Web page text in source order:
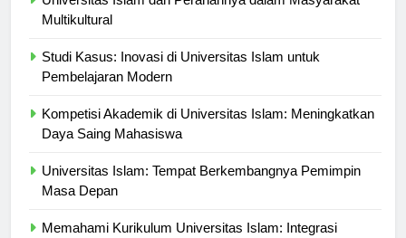
Universitas Islam dan Peranannya dalam Masyarakat
Studi Kasus: Inovasi di Universitas Islam untuk
Kompetisi Akademik di Universitas Islam: Meningkatkan
Universitas Islam: Tempat Berkembangnya Pemimpin